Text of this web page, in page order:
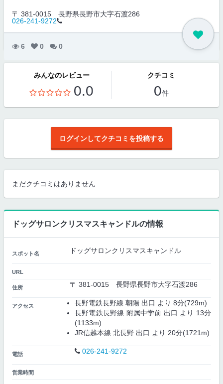
〒 381-0015
長野県長野市大字石渡286
026-241-9272
6 0 0
みんなのレビュー
0.0
クチコミ
0件
ログインしてクチコミを投稿する
まだクチコミはありません
ドッグサロンクリスマスキャンドルの情報
スポット名 ドッグサロンクリスマスキャンドル
URL
住所 〒 381-0015 長野県長野市大字石渡286
アクセス
長野電鉄長野線 朝陽 出口 より 8分(729m)
長野電鉄長野線 附属中学前 出口 より 13分
(1133m)
JR信越本線 北長野 出口 より 20分(1721m)
電話 026-241-9272
営業時間